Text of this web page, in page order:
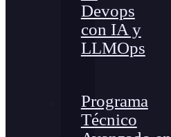
Devops
con IA y
LLMOps
Programa
Técnico